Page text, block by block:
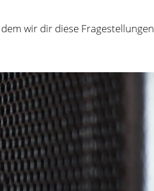
wir dir diese Fragestellungen